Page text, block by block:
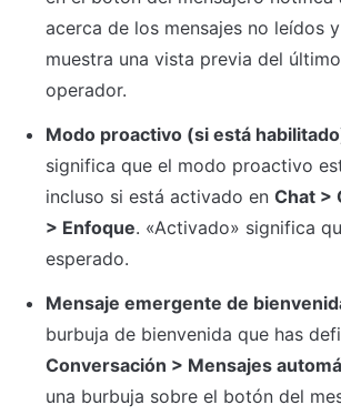
acerca de los mensajes no leídos
muestra una vista previa del
operador.
Modo proactivo (si está
significa que el modo proactivo
incluso si está activado en Chat >
> Enfoque. «Activado» significa
esperado.
Mensaje emergente de
burbuja de bienvenida que has
Conversación > Mensajes
una burbuja sobre el botón del